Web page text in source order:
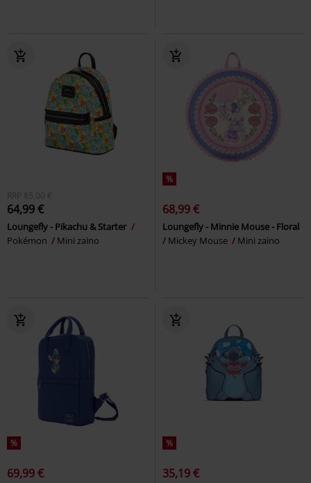
RRP 85,00 €
64,99 €
Loungefly - Pikachu & Starter
Pokémon
Mini zaino
%
68,99 €
Loungefly - Minnie Mouse - Floral
Mickey Mouse
Mini zaino
%
69,99 €
%
35,19 €